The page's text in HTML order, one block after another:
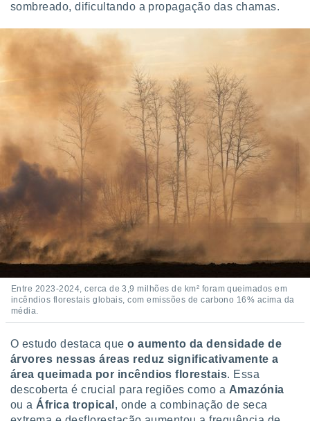
sombreado, dificultando a propagação das chamas.
Entre 2023-2024, cerca de 3,9 milhões de km² foram queimados em
incêndios florestais globais, com emissões de carbono 16% acima da
média.
O estudo destaca que o aumento da densidade de
árvores nessas áreas reduz significativamente a
área queimada por incêndios florestais. Essa
descoberta é crucial para regiões como a Amazónia
ou a África tropical , onde a combinação de seca